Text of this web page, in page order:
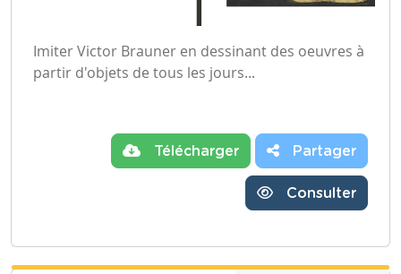
Imiter Victor Brauner en dessinant des oeuvres à
partir d'objets de tous les jours...
Télécharger Partager
Consulter